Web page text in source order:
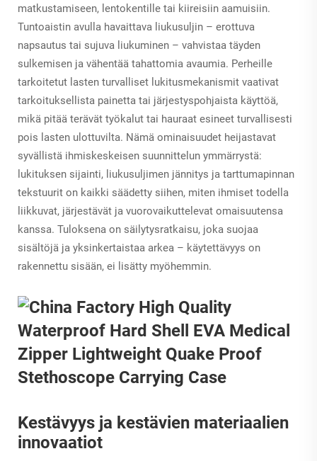
matkustamiseen, lentokentille tai kiireisiin aamuisiin.
Tuntoaistin avulla havaittava liukusuljin – erottuva
napsautus tai sujuva liukuminen – vahvistaa täyden
sulkemisen ja vähentää tahattomia avaumia. Perheille
tarkoitetut lasten turvalliset lukitusmekanismit vaativat
tarkoituksellista painetta tai järjestyspohjaista käyttöä,
mikä pitää terävät työkalut tai hauraat esineet turvallisesti
pois lasten ulottuvilta. Nämä ominaisuudet heijastavat
syvällistä ihmiskeskeisen suunnittelun ymmärrystä:
lukituksen sijainti, liukusuljimen jännitys ja tarttumapinnan
tekstuurit on kaikki säädetty siihen, miten ihmiset todella
liikkuvat, järjestävät ja vuorovaikuttelevat omaisuutensa
kanssa. Tuloksena on säilytysratkaisu, joka suojaa
sisältöjä ja yksinkertaistaa arkea – käytettävyys on
rakennettu sisään, ei lisätty myöhemmin.
Kestävyys ja kestävien materiaalien
innovaatiot